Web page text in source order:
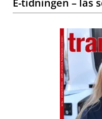
E-tidningen – läs